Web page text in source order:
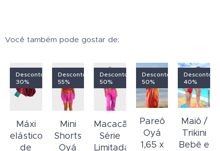
Você também pode gostar de:
Máxi
elástico
de
Desconto
30%
Mini
Shorts
Oyá
Desconto
55%
Macacão/Calça
Série
Limitada
Desconto
50%
Pareô
Oyá
1,65 x
Desconto
50%
Maiô /
Trikini
Bebê e
Desconto
40%